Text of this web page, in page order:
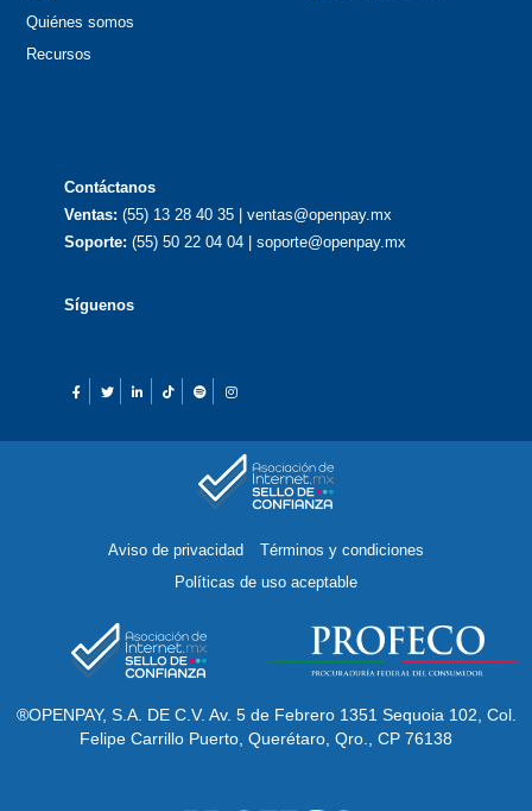
Quiénes somos
Recursos
Contáctanos
Ventas: (55) 13 28 40 35 | ventas@openpay.mx
Soporte: (55) 50 22 04 04 | soporte@openpay.mx
Síguenos
Aviso de privacidad
Términos y condiciones
Políticas de uso aceptable
®OPENPAY, S.A. DE C.V. Av. 5 de Febrero 1351 Sequoia 102, Col.
Felipe Carrillo Puerto, Querétaro, Qro., CP 76138